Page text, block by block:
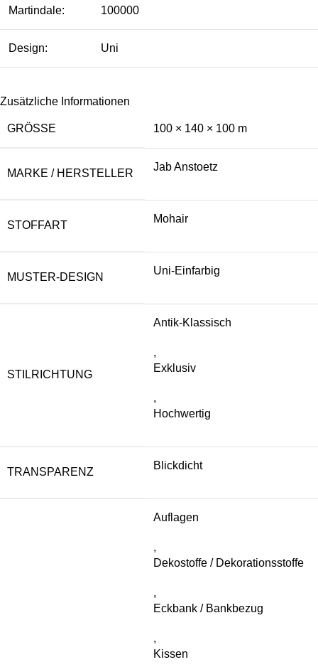
Martindale: 100000
Design: Uni
Zusätzliche Informationen
GRÖSSE 100 × 140 × 100 m
MARKE / HERSTELLER
Jab Anstoetz
STOFFART
Mohair
MUSTER-DESIGN
Uni-Einfarbig
STILRICHTUNG
Antik-Klassisch
,
Exklusiv
,
Hochwertig
TRANSPARENZ
Blickdicht
Auflagen
,
Dekostoffe / Dekorationsstoffe
,
Eckbank / Bankbezug
,
Kissen